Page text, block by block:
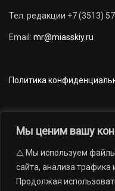
Мы ценим вашу
⚠️ Мы используем
сайта, анализа трафика
Продолжая
Тел. редакции +7 (3513)
Email: mr@miasskiy.ru
Политика
Новости Наши
АРХИВ
16+